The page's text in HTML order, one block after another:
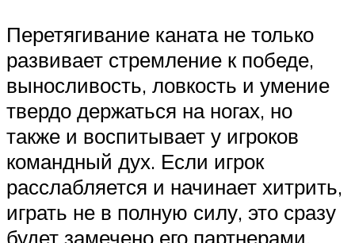
Перетягивание каната не только
развивает стремление к победе,
выносливость, ловкость и умение
твердо держаться на ногах, но
также и воспитывает у игроков
командный дух. Если игрок
расслабляется и начинает хитрить,
играть не в полную силу, это сразу
будет замечено его партнерами.